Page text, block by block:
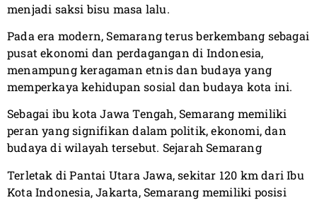
menjadi saksi bisu masa lalu.
Pada era modern, Semarang terus berkembang sebagai
pusat ekonomi dan perdagangan di Indonesia,
menampung keragaman etnis dan budaya yang
memperkaya kehidupan sosial dan budaya kota ini.
Sebagai ibu kota Jawa Tengah, Semarang memiliki
peran yang signifikan dalam politik, ekonomi, dan
budaya di wilayah tersebut. Sejarah Semarang
Terletak di Pantai Utara Jawa, sekitar 120 km dari Ibu
Kota Indonesia, Jakarta, Semarang memiliki posisi